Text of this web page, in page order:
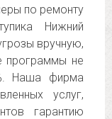
по ремонту
Нижний
вручную,
программы не
Наша фирма
услуг,
гарантию